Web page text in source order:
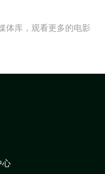
体库，观看更多的电影
心